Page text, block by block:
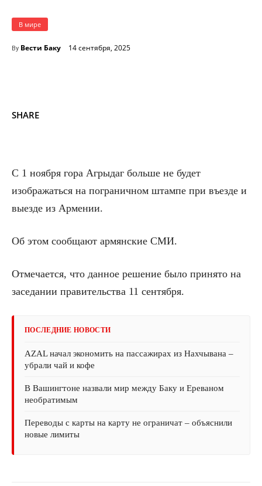
В мире
By Вести Баку 14 сентября, 2025
SHARE
С 1 ноября гора Агрыдаг больше не будет
изображаться на пограничном штампе при въезде и
выезде из Армении.
Об этом сообщают армянские СМИ.
Отмечается, что данное решение было принято на
заседании правительства 11 сентября.
ПОСЛЕДНИЕ НОВОСТИ
AZAL начал экономить на пассажирах из Нахчывана –
убрали чай и кофе
В Вашингтоне назвали мир между Баку и Ереваном
необратимым
Переводы с карты на карту не ограничат – объяснили
новые лимиты